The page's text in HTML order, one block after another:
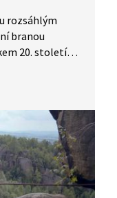
rozsáhlým
branou
20. století
v Tiských
na kterých je
útvary.